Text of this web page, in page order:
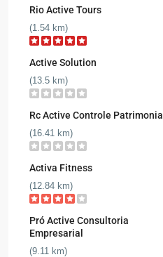
Rio Active Tours
(1.54 km)
Active Solution
(13.5 km)
Rc Active Controle Patrimonial
(16.41 km)
Activa Fitness
(12.84 km)
Pró Active Consultoria
Empresarial
(9.11 km)